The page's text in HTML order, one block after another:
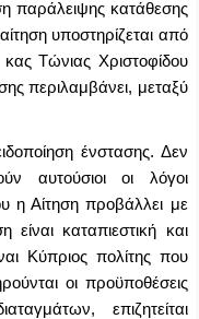
παράλειψης κατάθεσης
υποστηρίζεται από
Τώνιας Χριστοφίδου
περιλαμβάνει, μεταξύ
ένστασης. Δεν
αυτούσιοι οι λόγοι
η Αίτηση προβάλλει με
καταπιεστική και
Κύπριος πολίτης που
οι προϋποθέσεις
επιζητείται